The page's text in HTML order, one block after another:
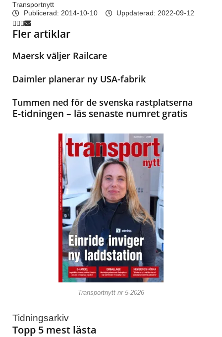
Transportnytt
Publicerad: 2014-10-10 Uppdaterad: 2022-09-12
Fler artiklar
Maersk väljer Railcare
Daimler planerar ny USA-fabrik
Tummen ned för de svenska rastplatserna
E-tidningen – läs senaste numret gratis
Transportnytt nr 5-2026
Tidningsarkiv
Topp 5 mest lästa